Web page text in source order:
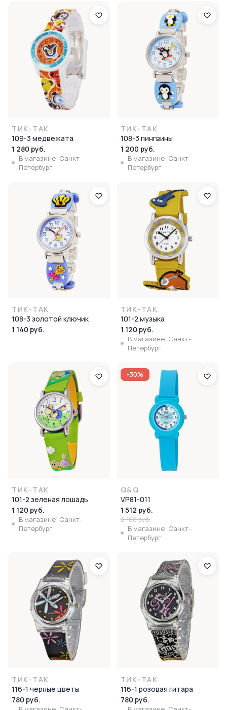
ТИК-ТАК
109-3 медвежата
1 280 руб.
В магазине: Санкт-
Петербург
ТИК-ТАК
108-3 пингвины
1 200 руб.
В магазине: Санкт-
Петербург
ТИК-ТАК
108-3 золотой ключик
1 140 руб.
ТИК-ТАК
101-2 музыка
1 120 руб.
В магазине: Санкт-
Петербург
ТИК-ТАК
101-2 зеленая лошадь
1 120 руб.
В магазине: Санкт-
Петербург
-30%
Q&Q
VP81-011
1 512 руб.
2 160 руб.
В магазине: Санкт-
Петербург
ТИК-ТАК
116-1 черные цветы
780 руб.
ТИК-ТАК
116-1 розовая гитара
780 руб.